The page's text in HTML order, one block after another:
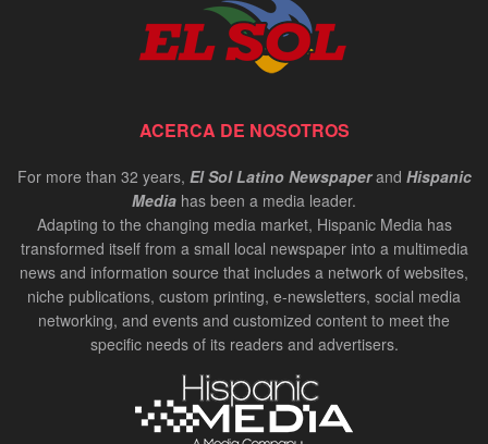
ACERCA DE NOSOTROS
For more than 32 years, El Sol Latino Newspaperand Hispanic
Media has been a media leader.
Adapting to the changing media market, Hispanic Media has
transformed itself from a small local newspaper into a multimedia
news and information source that includes a network of websites,
niche publications, custom printing, e-newsletters, social media
networking, and events and customized content to meet the
specific needs of its readers and advertisers.